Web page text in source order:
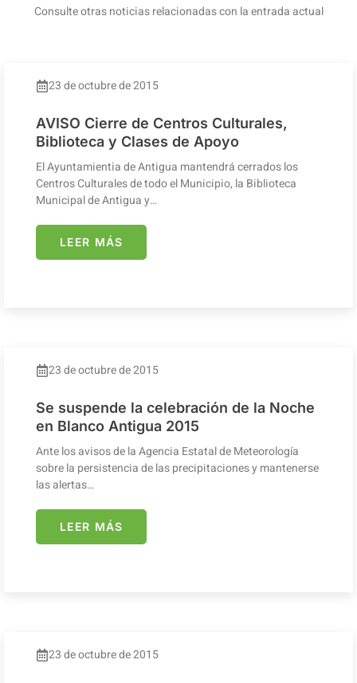
Consulte otras noticias relacionadas con la entrada actual
23 de octubre de 2015
AVISO Cierre de Centros Culturales,
Biblioteca y Clases de Apoyo
El Ayuntamientia de Antigua mantendrá cerrados los
Centros Culturales de todo el Municipio, la Biblioteca
Municipal de Antigua y…
LEER MÁS
23 de octubre de 2015
Se suspende la celebración de la Noche
en Blanco Antigua 2015
Ante los avisos de la Agencia Estatal de Meteorología
sobre la persistencia de las precipitaciones y mantenerse
las alertas…
LEER MÁS
23 de octubre de 2015